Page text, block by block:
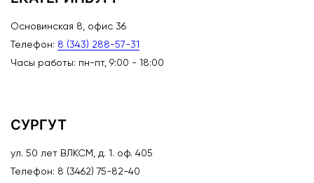
Основинская 8, офис 36
Телефон: 8 (343) 288-57-31
Часы работы: пн-пт, 9:00 - 18:00
СУРГУТ
ул. 50 лет ВЛКСМ, д. 1. оф. 405
Телефон: 8 (3462) 75-82-40